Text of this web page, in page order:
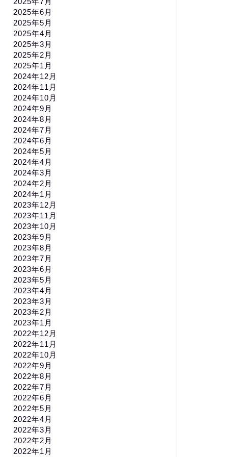
2025年6月
2025年5月
2025年4月
2025年3月
2025年2月
2025年1月
2024年12月
2024年11月
2024年10月
2024年9月
2024年8月
2024年7月
2024年6月
2024年5月
2024年4月
2024年3月
2024年2月
2024年1月
2023年12月
2023年11月
2023年10月
2023年9月
2023年8月
2023年7月
2023年6月
2023年5月
2023年4月
2023年3月
2023年2月
2023年1月
2022年12月
2022年11月
2022年10月
2022年9月
2022年8月
2022年7月
2022年6月
2022年5月
2022年4月
2022年3月
2022年2月
2022年1月